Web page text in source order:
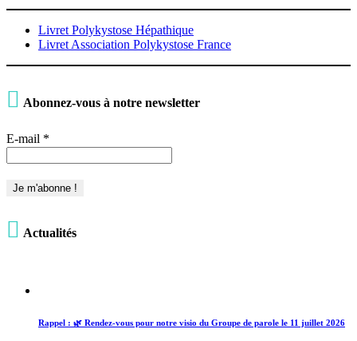
Livret Polykystose Hépathique
Livret Association Polykystose France
 Abonnez-vous à notre newsletter
E-mail *
 Actualités
Rappel : 🌿 Rendez-vous pour notre visio du Groupe de parole le 11 juillet 2026